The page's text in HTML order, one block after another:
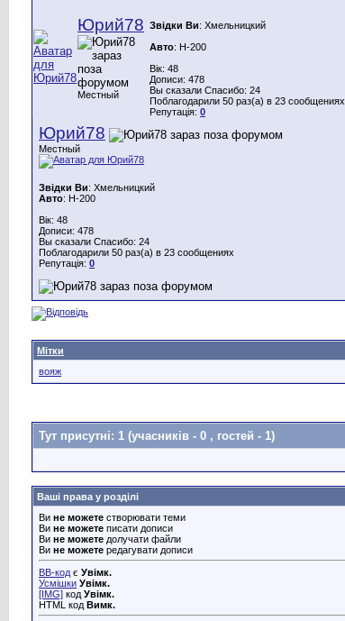
Юрий78
Местный
Звідки Ви: Хмельницкий
Авто: Н-200
Вік: 48
Дописи: 478
Вы сказали Спасибо: 24
Поблагодарили 50 раз(а) в 23 сообщениях
Репутація: 0
Юрий78
Местный
Звідки Ви: Хмельницкий
Авто: Н-200
Вік: 48
Дописи: 478
Вы сказали Спасибо: 24
Поблагодарили 50 раз(а) в 23 сообщениях
Репутація: 0
Мітки
вояж
Тут присутні: 1 (учасників - 0 , гостей - 1)
Ваші права у розділі
Ви не можете створювати теми
Ви не можете писати дописи
Ви не можете долучати файли
Ви не можете редагувати дописи
BB-код є Увімк.
Усмішки Увімк.
[IMG] код Увімк.
HTML код Вимк.